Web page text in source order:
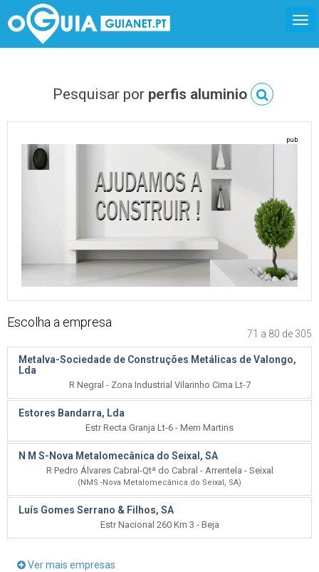
Pesquisar por perfis aluminio
pub
Escolha a empresa
71 a 80 de 305
Metalva-Sociedade de Construções Metálicas de Valongo,
Lda
R Negral - Zona Industrial Vilarinho Cima Lt-7
Estores Bandarra, Lda
Estr Recta Granja Lt-6 - Mem Martins
N M S-Nova Metalomecânica do Seixal, SA
R Pedro Álvares Cabral-Qtª do Cabral - Arrentela - Seixal
(NMS -Nova Metalomecânica do Seixal, SA)
Luís Gomes Serrano & Filhos, SA
Estr Nacional 260 Km 3 - Beja
Ver mais empresas